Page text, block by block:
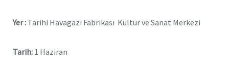
Yer : Tarihi Havagazı Fabrikası Kültür ve Sanat Merkezi
Tarih: 1 Haziran